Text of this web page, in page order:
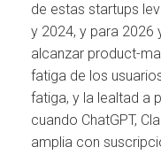
de estas startups
y 2024, y para 2026
alcanzar product-
fatiga de los
fatiga, y la lealtad a
cuando ChatGPT,
amplia con